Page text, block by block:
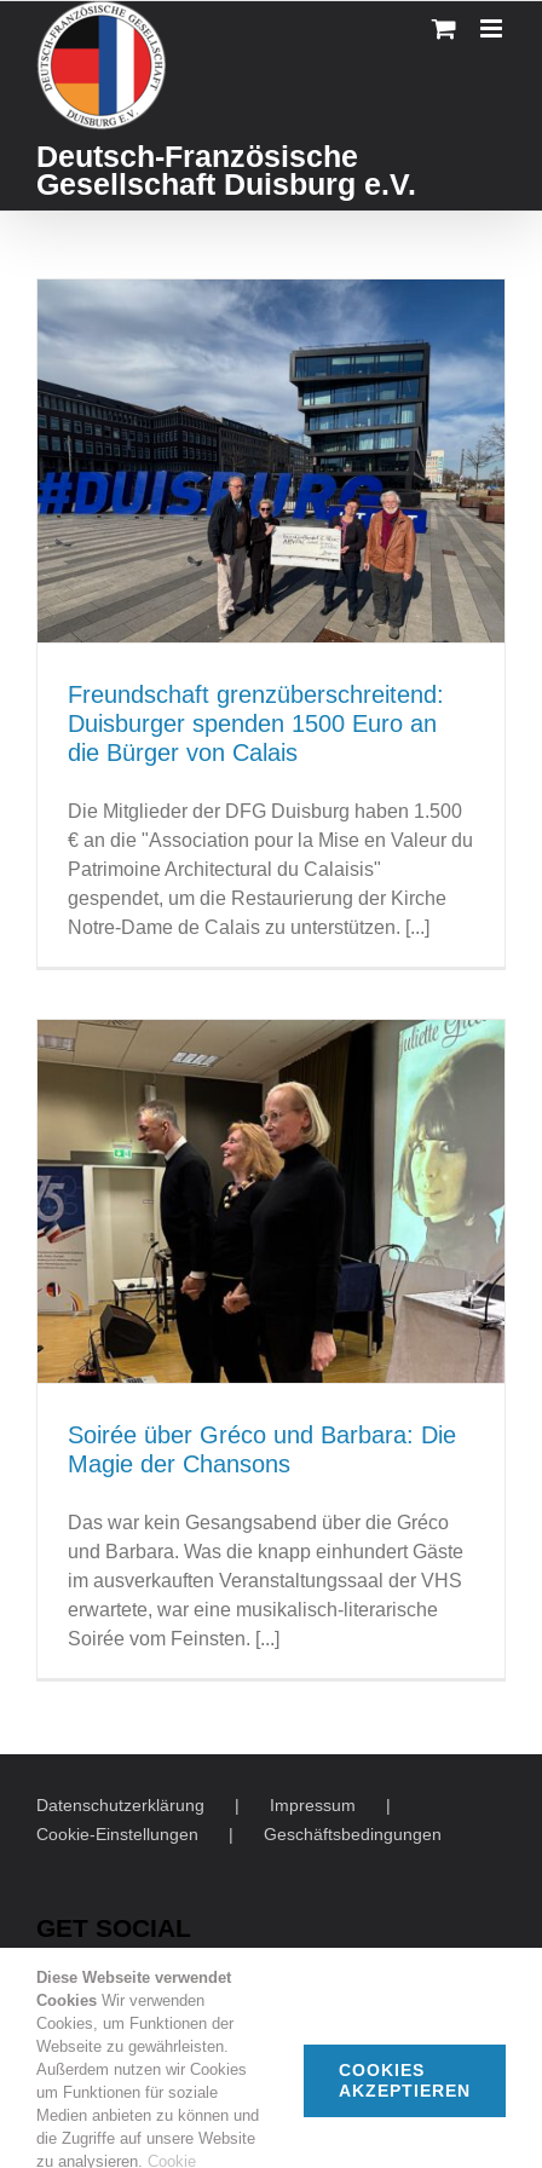
content
Deutsch-Französische
Gesellschaft Duisburg e.V.
Freundschaft grenzüberschreitend:
Duisburger spenden 1500 Euro an
die Bürger von Calais
Die Mitglieder der DFG Duisburg haben 1.500
€ an die "Association pour la Mise en Valeur du
Patrimoine Architectural du Calaisis"
gespendet, um die Restaurierung der Kirche
Notre-Dame de Calais zu unterstützen. [...]
Soirée über Gréco und Barbara: Die
Magie der Chansons
Das war kein Gesangsabend über die Gréco
und Barbara. Was die knapp einhundert Gäste
im ausverkauften Veranstaltungssaal der VHS
erwartete, war eine musikalisch-literarische
Soirée vom Feinsten. [...]
Datenschutzerklärung
Impressum
Cookie-Einstellungen
Geschäftsbedingungen
GET SOCIAL
© Copyright2026 | Deutsch-Französische Gesellschaft
Duisburg e.V.
Diese Webseite verwendet
Cookies Wir verwenden
Cookies, um Funktionen der
Webseite zu gewährleisten.
Außerdem nutzen wir Cookies
um Funktionen für soziale
Medien anbieten zu können und
die Zugriffe auf unsere Website
zu analysieren. Cookie
COOKIES
AKZEPTIEREN